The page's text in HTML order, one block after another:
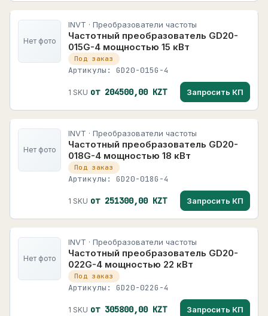
Нет фото
INVT · Преобразователи частоты
Частотный преобразователь GD20-
015G-4 мощностью 15 кВт
Под заказ
Артикулы: GD20-015G-4
1 SKU от 204500,00 KZT Запросить КП
Нет фото
INVT · Преобразователи частоты
Частотный преобразователь GD20-
018G-4 мощностью 18 кВт
Под заказ
Артикулы: GD20-018G-4
1 SKU от 251300,00 KZT Запросить КП
Нет фото
INVT · Преобразователи частоты
Частотный преобразователь GD20-
022G-4 мощностью 22 кВт
Под заказ
Артикулы: GD20-022G-4
1 SKU от 305800,00 KZT Запросить КП